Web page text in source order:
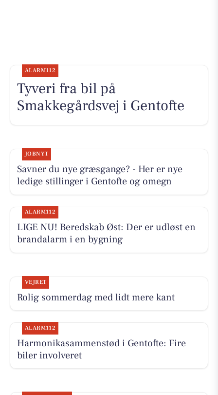
ALARM112
Tyveri fra bil på
Smakkegårdsvej i Gentofte
JOBNYT
Savner du nye græsgange? - Her er nye
ledige stillinger i Gentofte og omegn
ALARM112
LIGE NU! Beredskab Øst: Der er udløst en
brandalarm i en bygning
VEJRET
Rolig sommerdag med lidt mere kant
ALARM112
Harmonikasammenstød i Gentofte: Fire
biler involveret